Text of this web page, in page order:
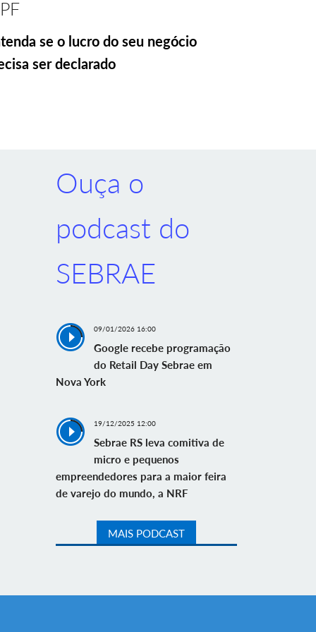
se o lucro do seu negócio
ser declarado
Ouça o
podcast do
SEBRAE
09/01/2026 16:00
Google recebe programação
do Retail Day Sebrae em
Nova York
19/12/2025 12:00
Sebrae RS leva comitiva de
micro e pequenos
empreendedores para a maior feira
de varejo do mundo, a NRF
MAIS PODCAST